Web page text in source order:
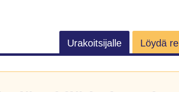
Urakoitsijalle Löydä